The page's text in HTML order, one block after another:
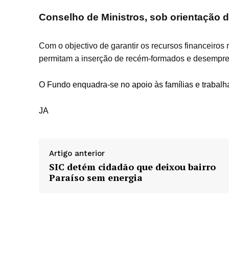
Conselho de Ministros, sob orientação
Com o objectivo de garantir os recursos
permitam a inserção de recém-formados e
O Fundo enquadra-se no apoio às famílias e
JA
Artigo anterior
SIC detém cidadão que deixou bairro
Paraíso sem energia